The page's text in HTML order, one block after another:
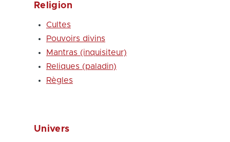
Religion
Cultes
Pouvoirs divins
Mantras (inquisiteur)
Reliques (paladin)
Règles
Univers